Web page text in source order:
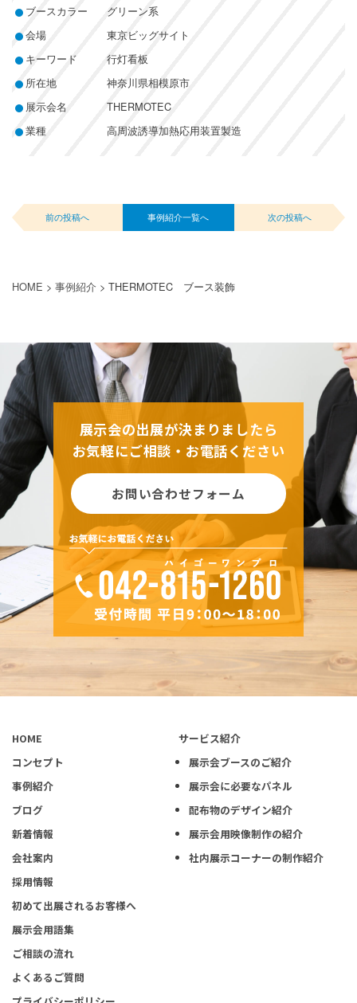
ブースカラー
グリーン系
会場
東京ビッグサイト
キーワード
行灯看板
所在地
神奈川県相模原市
展示会名
THERMOTEC
業種
高周波誘導加熱応用装置製造
前の投稿へ 事例紹介一覧へ 次の投稿へ
HOME > 事例紹介 > THERMOTEC ブース装飾
展示会の出展が決まりましたら
お気軽にご相談・お電話ください
お問い合わせフォーム
HOME
コンセプト
事例紹介
ブログ
新着情報
会社案内
採用情報
サービス紹介
展示会ブースのご紹介
展示会に必要なパネル
配布物のデザイン紹介
展示会用映像制作の紹介
社内展示コーナーの制作紹介
初めて出展されるお客様へ
展示会用語集
ご相談の流れ
よくあるご質問